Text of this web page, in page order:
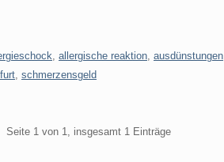
allergische reaktion ausdünstungen
schmerzensgeld
Seite 1 von 1, insgesamt 1 Einträge